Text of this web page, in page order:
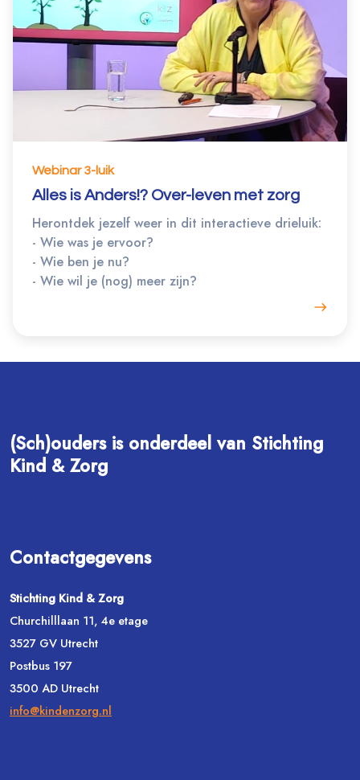
Webinar 3-luik
Alles is Anders!? Over-leven met zorg
Herontdek jezelf weer in dit interactieve drieluik:
- Wie was je ervoor?
- Wie ben je nu?
- Wie wil je (nog) meer zijn?
(Sch)ouders is onderdeel van Stichting
Kind & Zorg
Contactgegevens
Stichting Kind & Zorg
Churchilllaan 11, 4e etage
3527 GV Utrecht
Postbus 197
3500 AD Utrecht
info@kindenzorg.nl